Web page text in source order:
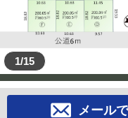
1/15
メール